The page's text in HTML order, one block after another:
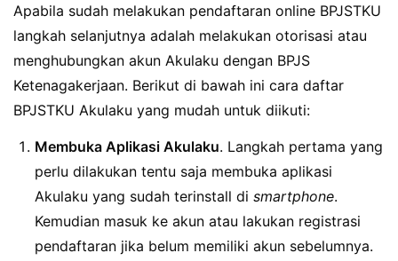
Apabila sudah melakukan pendaftaran online BPJSTKU
langkah selanjutnya adalah melakukan otorisasi atau
menghubungkan akun Akulaku dengan BPJS
Ketenagakerjaan. Berikut di bawah ini cara daftar
BPJSTKU Akulaku yang mudah untuk diikuti:
Membuka Aplikasi Akulaku. Langkah pertama yang
perlu dilakukan tentu saja membuka aplikasi
Akulaku yang sudah terinstall di smartphone.
Kemudian masuk ke akun atau lakukan registrasi
pendaftaran jika belum memiliki akun sebelumnya.